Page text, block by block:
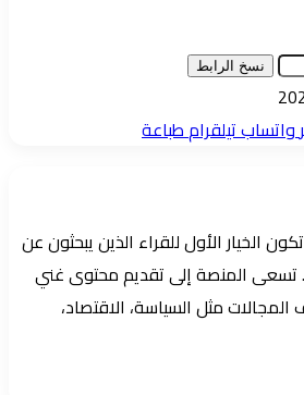
نسخ الرابط
واتسابتيلقرامطباعة
الخيار الأول للقراء الذين يبحثون عن
تسعى المنصة إلى تقديم محتوى غني
مثل السياسة، الاقتصاد،